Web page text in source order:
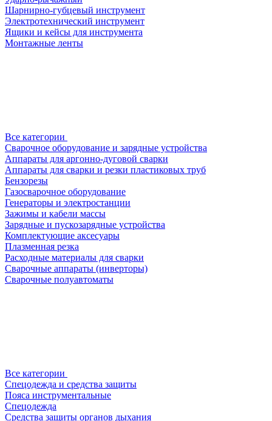
Шарнирно-губцевый инструмент
Электротехнический инструмент
Ящики и кейсы для инструмента
Монтажные ленты
Все категории
Сварочное оборудование и зарядные устройства
Аппараты для аргонно-дуговой сварки
Аппараты для сварки и резки пластиковых труб
Бензорезы
Газосварочное оборудование
Генераторы и электростанции
Зажимы и кабели массы
Зарядные и пускозарядные устройства
Комплектующие аксесуары
Плазменная резка
Расходные материалы для сварки
Сварочные аппараты (инверторы)
Сварочные полуавтоматы
Все категории
Спецодежда и средства защиты
Пояса инструментальные
Спецодежда
Средства защиты органов дыхания